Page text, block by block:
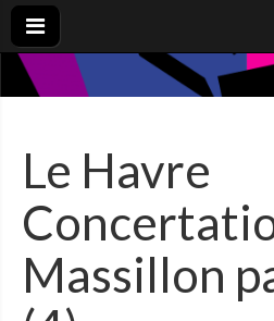
Le Havre
Massillon